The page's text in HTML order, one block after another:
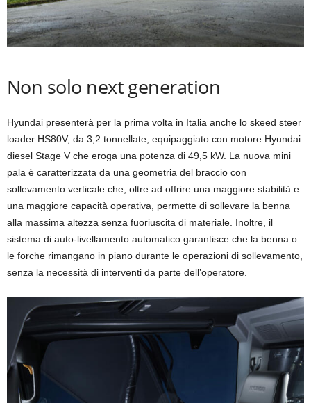
Non solo next generation
Hyundai presenterà per la prima volta in Italia anche lo skeed steer
loader HS80V, da 3,2 tonnellate, equipaggiato con motore Hyundai
diesel Stage V che eroga una potenza di 49,5 kW. La nuova mini
pala è caratterizzata da una geometria del braccio con
sollevamento verticale che, oltre ad offrire una maggiore stabilità e
una maggiore capacità operativa, permette di sollevare la benna
alla massima altezza senza fuoriuscita di materiale. Inoltre, il
sistema di auto-livellamento automatico garantisce che la benna o
le forche rimangano in piano durante le operazioni di sollevamento,
senza la necessità di interventi da parte dell’operatore.